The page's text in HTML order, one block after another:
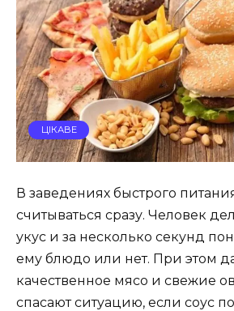
ЦІКАВЕ
В заведениях быстрого
считываться сразу. Человек
укус и за несколько секунд
ему блюдо или нет. При этом
качественное мясо и свежие
спасают ситуацию, если соус